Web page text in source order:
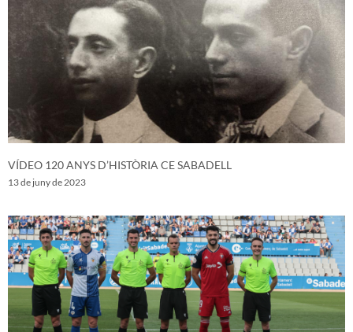
VÍDEO 120 ANYS D’HISTÒRIA CE SABADELL
13 de juny de 2023